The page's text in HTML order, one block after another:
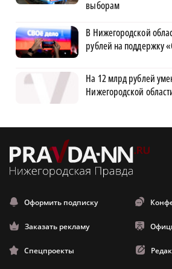
выборам
В Нижегородской
рублей на поддержку
На 12 млрд рублей
Нижегородской
Оформить подписку
Заказать рекламу
Спецпроекты